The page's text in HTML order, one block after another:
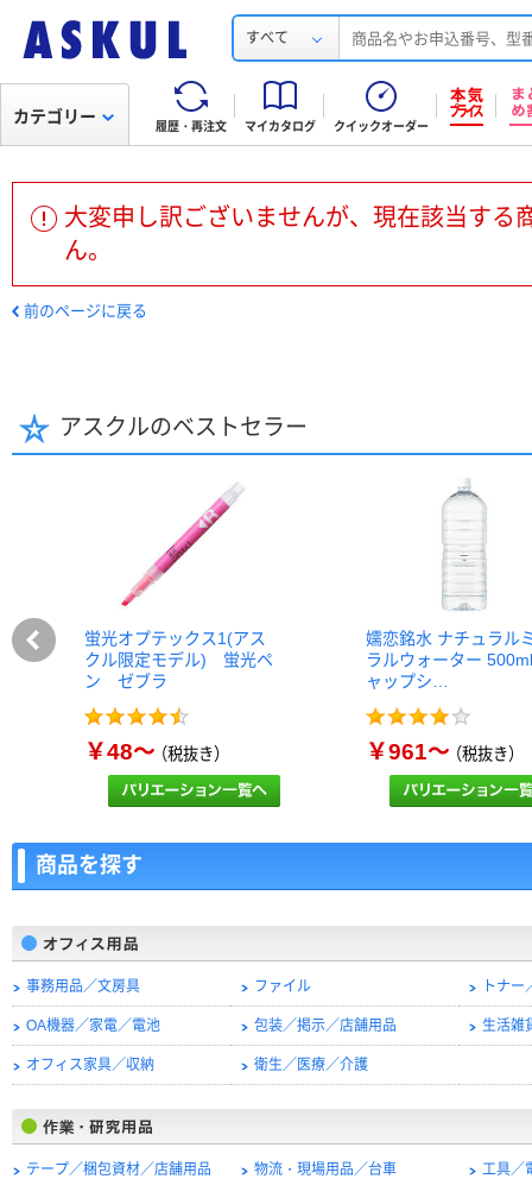
すべて
履歴・再注文 マイカタログ クイックオーダー
カテゴリー
大変申し訳ございませんが、現在該当する
ん。
前のページに戻る
アスクルのベストセラー
蛍光オプテックス1(アス
クル限定モデル) 蛍光ペ
ン ゼブラ
￥48～（税抜き）
嬬恋銘水 ナチュラル
ラルウォーター
ャップシ…
￥961～（税抜き）
商品を探す
事務用品／文房具 ファイル トナ
OA機器／家電／電池 包装／掲示／店舗用品 生活雑
オフィス家具／収納 衛生／医療／介護
テープ／梱包資材／店舗用品 物流・現場用品／台車 工具／